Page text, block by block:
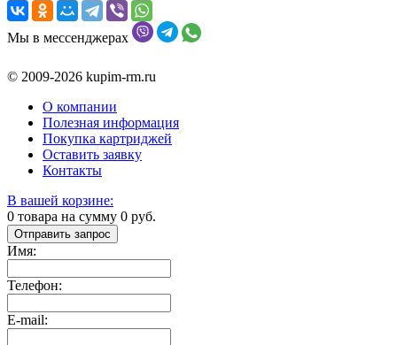
Мы в мессенджерах
© 2009-2026 kupim-rm.ru
О компании
Полезная информация
Покупка картриджей
Оставить заявку
Контакты
В вашей корзине:
0 товара на сумму 0 руб.
Отправить запрос
Имя:
Телефон:
E-mail: